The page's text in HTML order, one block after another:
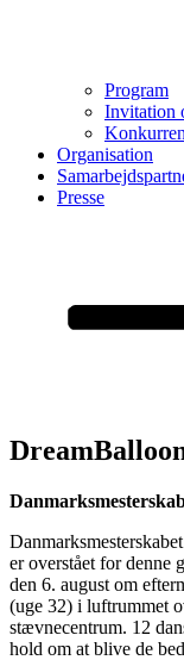
Program
Invitation
Organisation
Presse
er overstået for denne
den 6. august om
(uge 32) i luftrummet
stævnecentrum. 12
hold om at blive de